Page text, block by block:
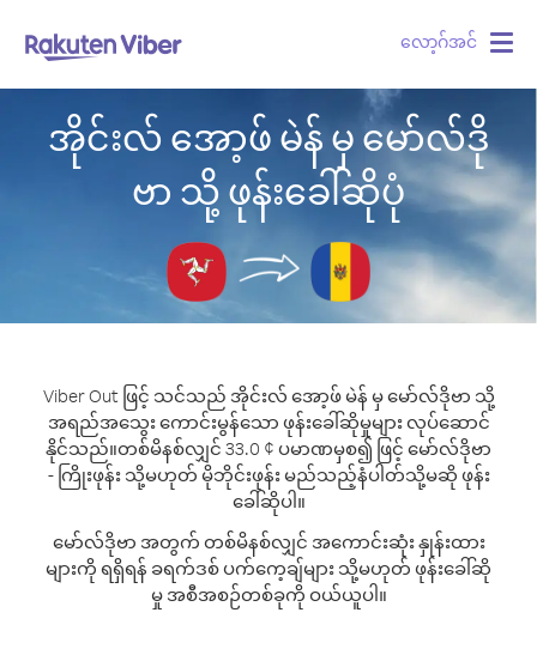
လော့ဂ်အင်
အိုင်းလ် အော့ဖ် မဲန် မှ မော်လ်ဒို
ဗာ သို့ ဖုန်းခေါ်ဆိုပုံ
Viber Out ဖြင့် သင်သည် အိုင်းလ် အော့ဖ် မဲန် မှ မော်လ်ဒိုဗာ သို့
အရည်အသွေး ကောင်းမွန်သော ဖုန်းခေါ်ဆိုမှုများ လုပ်ဆောင်
နိုင်သည်။တစ်မိနစ်လျှင် 33.0 ¢ ပမာဏမှစ၍ ဖြင့် မော်လ်ဒိုဗာ
- ကြိုးဖုန်း သို့မဟုတ် မိုဘိုင်းဖုန်း မည်သည့်နံပါတ်သို့မဆို ဖုန်း
ခေါ်ဆိုပါ။
မော်လ်ဒိုဗာ အတွက် တစ်မိနစ်လျှင် အကောင်းဆုံး နှုန်းထား
များကို ရရှိရန် ခရက်ဒစ် ပက်ကေ့ချ်များ သို့မဟုတ် ဖုန်းခေါ်ဆို
မှု အစီအစဉ်တစ်ခုကို ဝယ်ယူပါ။